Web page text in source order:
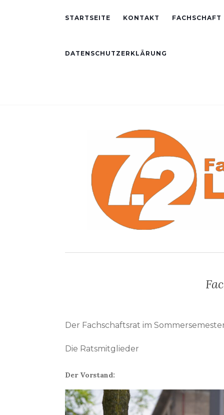
STARTSEITE KONTAKT FACHSCHAFT
DATENSCHUTZERKLÄRUNG
Der Fachschaftsrat im
Die Ratsmitglieder
Der Vorstand: